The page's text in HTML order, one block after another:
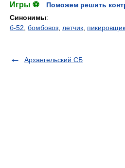
Игры ⚽
Поможем решить
Синонимы:
б-52 бомбовоз летчик пикировщик
Архангельский СБ